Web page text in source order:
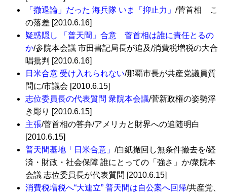
「撤退論」だった 海兵隊 いま「抑止力」 /菅首相 こ
の落差 [2010.6.16]
疑惑隠し 「普天間」合意 菅首相は誰に責任とるの
か/参院本会議 市田書記局長が追及/消費税増税の大合
唱批判 [2010.6.16]
日米合意 受け入れられない/那覇市長が共産党議員質
問に/市議会 [2010.6.15]
志位委員長の代表質問 衆院本会議/菅新政権の姿勢浮
き彫り [2010.6.15]
主張/菅首相の答弁/アメリカと財界への追随明白
[2010.6.15]
普天間基地「日米合意」 /白紙撤回し無条件撤去を/経
済・財政・社会保障 誰にとっての「強さ」か/衆院本
会議 志位委員長が代表質問 [2010.6.15]
消費税増税へ“大連立” 普天間は自公案へ回帰/共産党、